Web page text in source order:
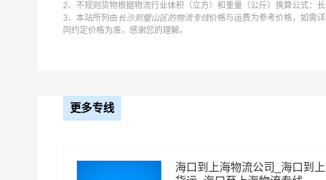
2、不规则货物根据物流行业体积（立方）和重量（公斤）换算公式：
3、本站所列由 长沙到璧山区的物流专线价格与运费为参考价格，如需
同约定价格为准，感谢您的理解。
更多专线
海口到上海物流公司_海口到